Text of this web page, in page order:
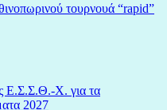
τουρνουά “rapid”